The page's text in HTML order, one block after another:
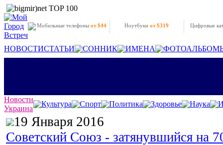
Мобильные телефоны от $44 Ноутбукиот $319 Цифровые
НОВОСТИСТАТЬИ СОННИК ИМЕНА
Новости
Украина
Культура Спорт Политика Здоровье Наука
19 Января 2016
Советский Союз - затянувшийся на